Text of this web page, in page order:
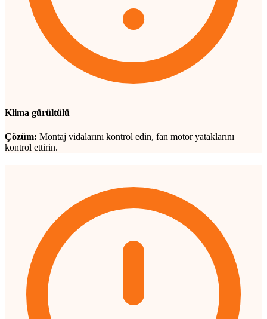
Klima gürültülü
Çözüm: Montaj vidalarını kontrol edin, fan motor yataklarını
kontrol ettirin.